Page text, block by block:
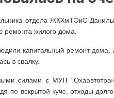
отдела ЖКХмТЭиС
ремонта жилого дома.
капитальный ремонт
в свалку.
силами с МУП
по вскрытой куче, отходы